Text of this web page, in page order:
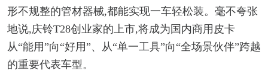
形不规整的管材器械,都能实现一车轻松装。毫不夸张
地说,庆铃T28创业家的上市,将成为国内商用皮卡
从“能用”向“好用”、从“单一工具”向“全场景伙伴”跨越
的重要代表车型。